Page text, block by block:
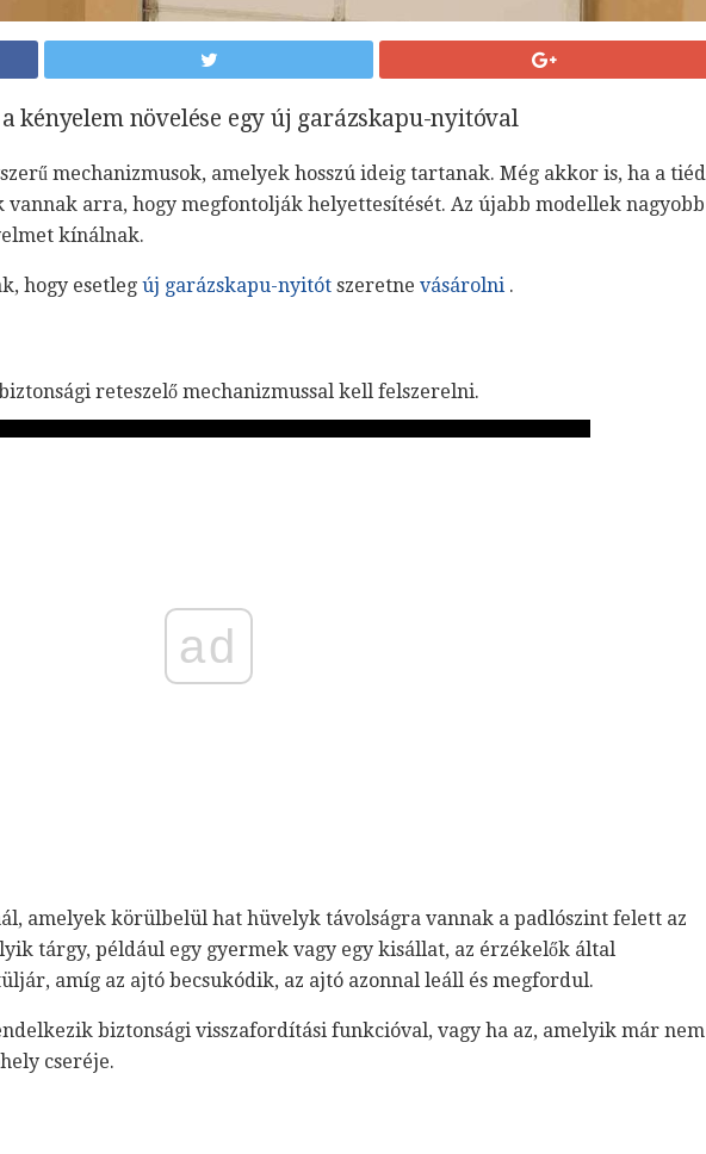
kényelem növelése egy új garázskapu-nyitóval
mechanizmusok, amelyek hosszú ideig tartanak. Még akkor is, ha a tiéd
arra, hogy megfontolják helyettesítését. Az újabb modellek nagyobb
kínálnak.
hogy esetleg új garázskapu-nyitót szeretne vásárolni .
reteszelő mechanizmussal kell felszerelni.
ad
amelyek körülbelül hat hüvelyk távolságra vannak a padlószint felett az
tárgy, például egy gyermek vagy egy kisállat, az érzékelők által
amíg az ajtó becsukódik, az ajtó azonnal leáll és megfordul.
biztonsági visszafordítási funkcióval, vagy ha az, amelyik már nem
cseréje.